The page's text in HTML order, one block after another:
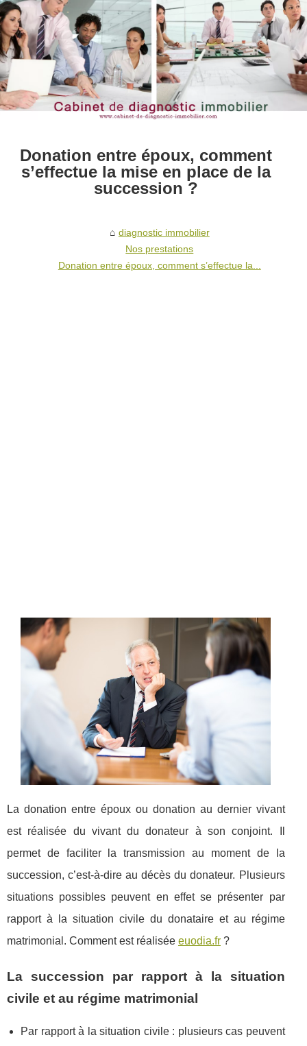
Donation entre époux, comment
s’effectue la mise en place de la
succession ?
diagnostic immobilier
Nos prestations
Donation entre époux, comment s’effectue la...
La donation entre époux ou donation au dernier vivant
est réalisée du vivant du donateur à son conjoint. Il
permet de faciliter la transmission au moment de la
succession, c’est-à-dire au décès du donateur. Plusieurs
situations possibles peuvent en effet se présenter par
rapport à la situation civile du donataire et au régime
matrimonial. Comment est réalisée euodia.fr ?
La succession par rapport à la situation
civile et au régime matrimonial
Par rapport à la situation civile : plusieurs cas peuvent